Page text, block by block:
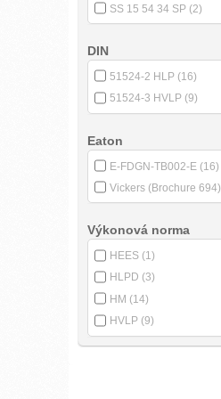
SS 15 54 34 SP (2)
DIN
51524-2 HLP (16)
51524-3 HVLP (9)
Eaton
E-FDGN-TB002-E (16)
Vickers (Brochure 694)
Výkonová norma
HEES (1)
HLPD (3)
HM (14)
HVLP (9)